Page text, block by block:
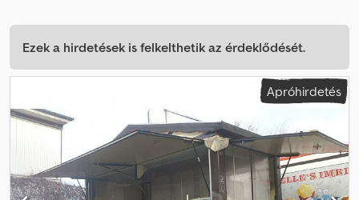
Ezek a hirdetések is felkelthetik az érdeklődését.
Apróhirdetés